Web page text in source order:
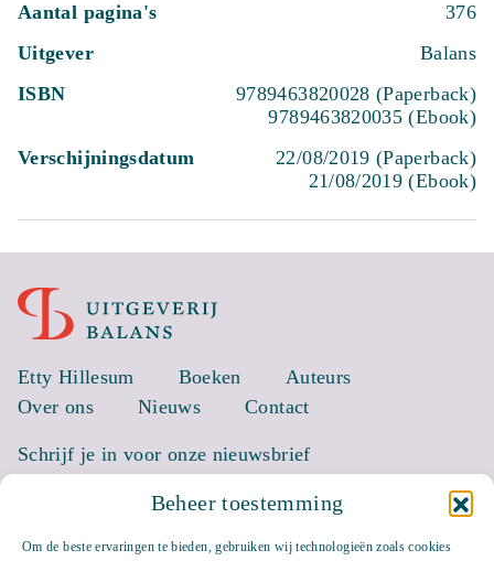
Beheer toestemming
Om de beste ervaringen te bieden, gebruiken wij technologieën zoals cookies
Aantal pagina's
376
Uitgever
Balans
ISBN
9789463820028 (Paperback)
9789463820035 (Ebook)
Verschijningsdatum
22/08/2019 (Paperback)
21/08/2019 (Ebook)
Etty Hillesum Boeken
Auteurs
Over ons
Nieuws Contact
Schrijf je in voor onze nieuwsbrief